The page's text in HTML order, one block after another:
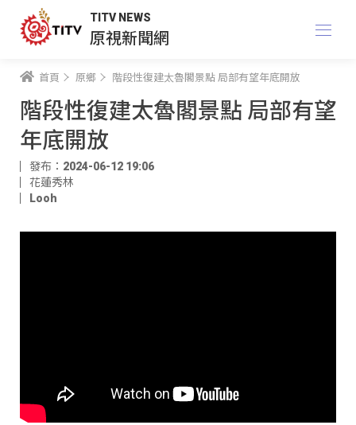
TITV NEWS
原視新聞網
首頁 原鄉 階段性復建太魯閣景點 局部有望年底開放
階段性復建太魯閣景點 局部有望
年底開放
發布：2024-06-12 19:06
花蓮秀林
Looh